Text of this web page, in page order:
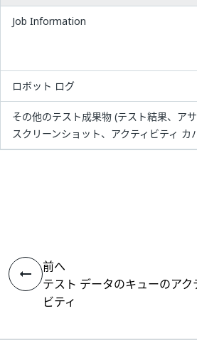
Job Information
ロボット ログ
その他のテスト成果物 (テスト結果、ア
スクリーンショット、アクティビティ
前へ
テスト データのキューのアク
ビティ